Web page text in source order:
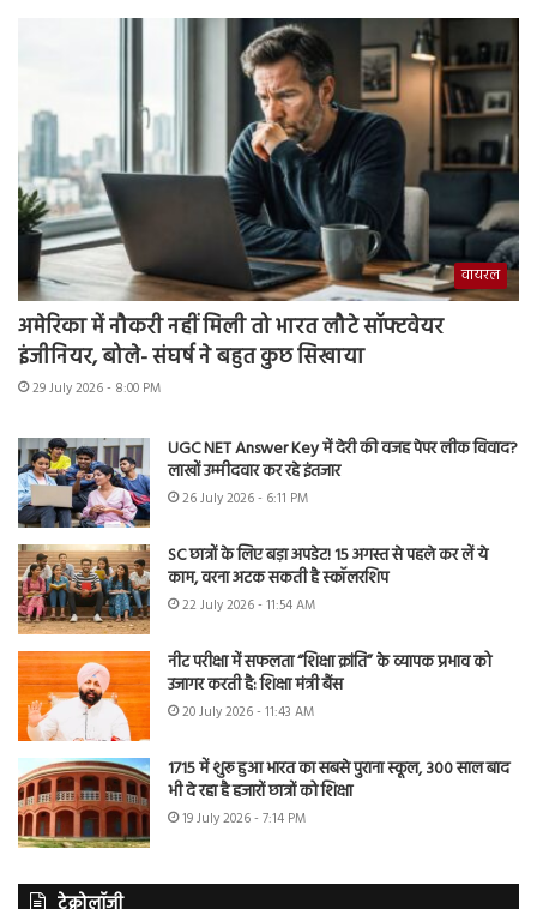
वायरल
अमेरिका में नौकरी नहीं मिली तो भारत लौटे सॉफ्टवेयर
इंजीनियर, बोले- संघर्ष ने बहुत कुछ सिखाया
29 July 2026 - 8:00 PM
UGC NET Answer Key में देरी की वजह पेपर लीक विवाद?
लाखों उम्मीदवार कर रहे इंतजार
26 July 2026 - 6:11 PM
SC छात्रों के लिए बड़ा अपडेट! 15 अगस्त से पहले कर लें ये
काम, वरना अटक सकती है स्कॉलरशिप
22 July 2026 - 11:54 AM
नीट परीक्षा में सफलता “शिक्षा क्रांति” के व्यापक प्रभाव को
उजागर करती है: शिक्षा मंत्री बैंस
20 July 2026 - 11:43 AM
1715 में शुरू हुआ भारत का सबसे पुराना स्कूल, 300 साल बाद
भी दे रहा है हजारों छात्रों को शिक्षा
19 July 2026 - 7:14 PM